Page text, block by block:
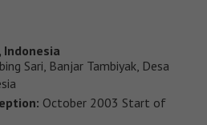
Sari, Banjar Tambiyak, Desa
October 2003 Start of